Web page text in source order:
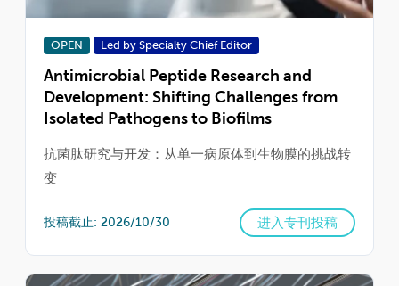
OPEN Led by Specialty Chief Editor
Antimicrobial Peptide Research and
Development: Shifting Challenges from
Isolated Pathogens to Biofilms
抗菌肽研究与开发：从单一病原体到生物膜的挑战转
变
投稿截止: 2026/10/30 进入专刊投稿